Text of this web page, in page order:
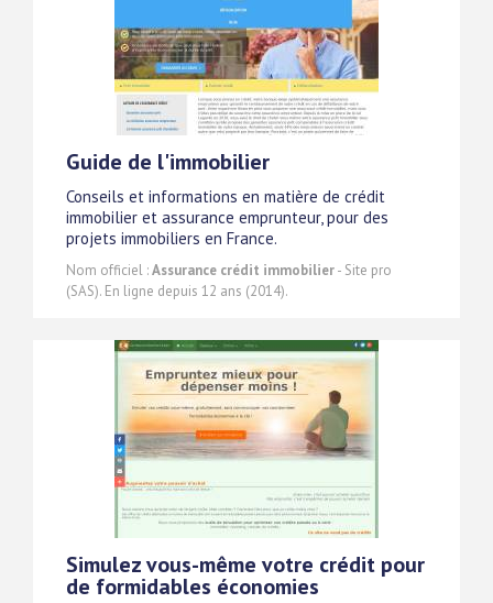
Guide de l'immobilier
Conseils et informations en matière de crédit
immobilier et assurance emprunteur, pour des
projets immobiliers en France.
Nom officiel :Assurance crédit immobilier- Site pro
(SAS). En ligne depuis 12 ans (2014).
Simulez vous-même votre crédit pour
de formidables économies